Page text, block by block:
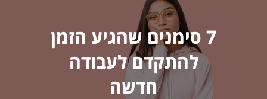
ניהול החיפושים שלי7 סימנים שהגיע הזמן
להתקדם לעבודה
חדשה